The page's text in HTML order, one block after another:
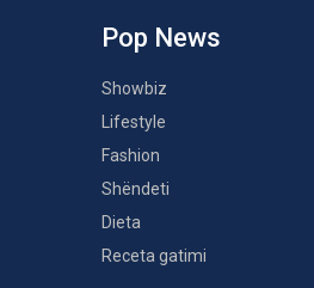
Pop News
Showbiz
Lifestyle
Fashion
Shëndeti
Dieta
Receta gatimi